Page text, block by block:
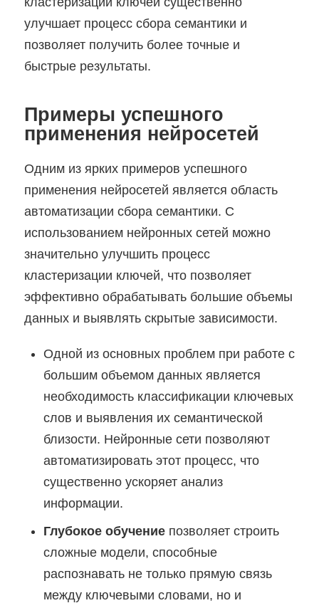
улучшает процесс сбора семантики и
позволяет получить более точные и
быстрые результаты.
Примеры успешного
применения нейросетей
Одним из ярких примеров успешного
применения нейросетей является область
автоматизации сбора семантики. С
использованием нейронных сетей можно
значительно улучшить процесс
кластеризации ключей, что позволяет
эффективно обрабатывать большие объемы
данных и выявлять скрытые зависимости.
Одной из основных проблем при работе с
большим объемом данных является
необходимость классификации ключевых
слов и выявления их семантической
близости. Нейронные сети позволяют
автоматизировать этот процесс, что
существенно ускоряет анализ
информации.
Глубокое обучениепозволяет строить
сложные модели, способные
распознавать не только прямую связь
между ключевыми словами, но и